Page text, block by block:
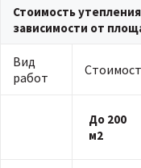
Стоимость
зависимости от
Вид
работ
До 200
м2